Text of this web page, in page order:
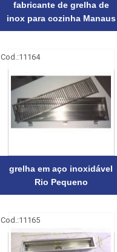
fabricante de grelha de
inox para cozinha Manaus
Cod.:11164
grelha em aço inoxidável
Rio Pequeno
Cod.:11165